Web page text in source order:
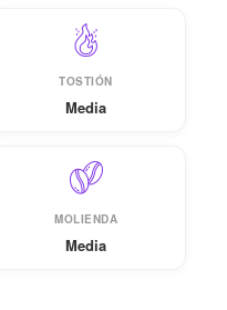
TOSTIÓN
Media
MOLIENDA
Media